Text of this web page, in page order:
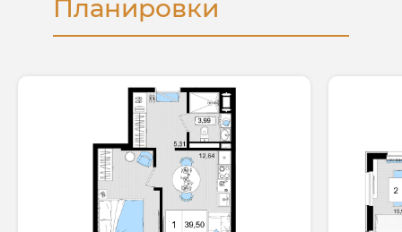
Планировки